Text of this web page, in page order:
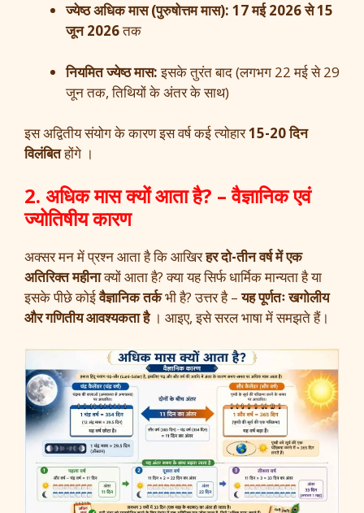
ज्येष्ठ अधिक मास (पुरुषोत्तम मास): 17 मई 2026 से 15
जून 2026तक
नियमित ज्येष्ठ मास:इसके तुरंत बाद (लगभग 22 मई से 29
जून तक, तिथियों के अंतर के साथ)
इस अद्वितीय संयोग के कारण इस वर्ष कई त्योहार15-20 दिन
विलंबितहोंगे ।
2. अधिक मास क्यों आता है? – वैज्ञानिक एवं
ज्योतिषीय कारण
अक्सर मन में प्रश्न आता है कि आखिरहर दो-तीन वर्ष में एक
अतिरिक्त महीनाक्यों आता है? क्या यह सिर्फ धार्मिक मान्यता है या
इसके पीछे कोईवैज्ञानिक तर्कभी है? उत्तर है –यह पूर्णतः खगोलीय
और गणितीय आवश्यकता है। आइए, इसे सरल भाषा में समझते हैं।